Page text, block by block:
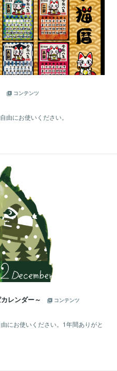
コンテンツ
由にお使いください。
レンダー～
コンテンツ
にお使いください。1年間ありがと